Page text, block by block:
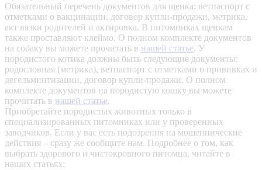
Обязательный перечень документов для щенка: ветпаспорт с
отметками о вакцинации, договор купли-продажи, метрика,
акт вязки родителей и актировка. В питомниках щенкам
также проставляют клеймо. О полном комплекте документов
на собаку вы можете прочитать в нашей статье. У
породистого котика должны быть следующие документы:
родословная (метрика), ветпаспорт с отметками о прививках и
дегельминтизации, договор купли-продажи. О полном
комплекте документов на породистую кошку вы можете
прочитать в нашей статье.
Приобретайте породистых животных только в
специализированных питомниках или у проверенных
заводчиков. Если у вас есть подозрения на мошеннические
действия – сразу же сообщите нам. Подробнее о том, как
выбрать здорового и чистокровного питомца, читайте в
наших статьях: